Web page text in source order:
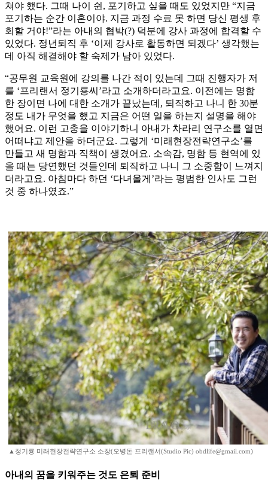
쳐야 했다. 그때 나이 쉰, 포기하고 싶을 때도 있었지만 “지금
포기하는 순간 이혼이야. 지금 과정 수료 못 하면 당신 평생 후
회할 거야!”라는 아내의 협박(?) 덕분에 강사 과정에 합격할 수
있었다. 정년퇴직 후 ‘이제 강사로 활동하면 되겠다’ 생각했는
데 아직 해결해야 할 숙제가 남아 있었다.
“공무원 교육원에 강의를 나간 적이 있는데 그때 진행자가 저
를 ‘프리랜서 정기룡씨’라고 소개하더라고요. 이전에는 명함
한 장이면 나에 대한 소개가 끝났는데, 퇴직하고 나니 한 30분
정도 내가 무엇을 했고 지금은 어떤 일을 하는지 설명을 해야
했어요. 이런 고충을 이야기하니 아내가 차라리 연구소를 열면
어떠냐고 제안을 하더군요. 그렇게 ‘미래현장전략연구소’를
만들고 새 명함과 직책이 생겼어요. 소속감, 명함 등 현역에 있
을 때는 당연했던 것들인데 퇴직하고 나니 그 소중함이 느껴지
더라고요. 아침마다 하던 ‘다녀올게’라는 평범한 인사도 그런
것 중 하나였죠.”
▲정기룡 미래현장전략연구소 소장(오병돈 프리랜서(Studio Pic) obdlife@gmail.com)
아내의 꿈을 키워주는 것도 은퇴 준비